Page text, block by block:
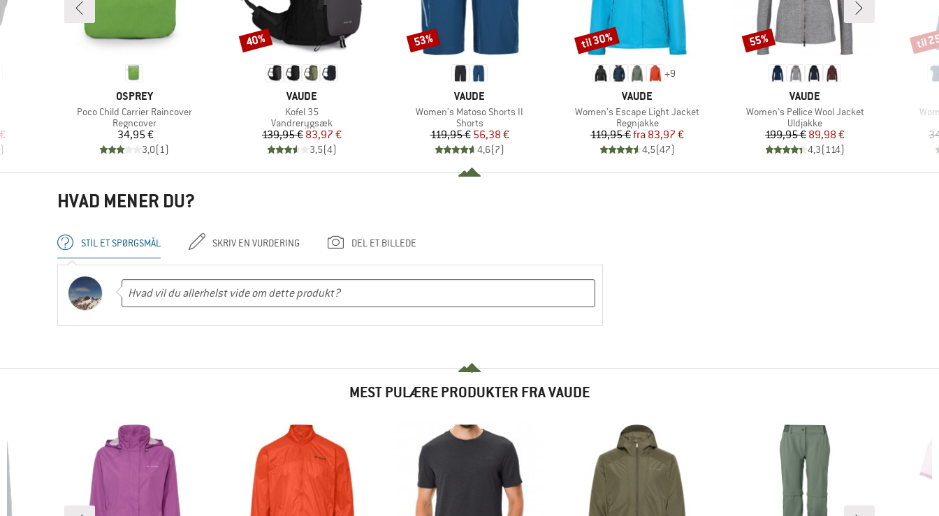
)
MÆRKE
OSPREY
Artikel
Poco Child Carrier Raincover
Produktgruppe
Regncover
Pris
34,95 €
3,0(1)
MÆRKE
VAUDE
Artikel
Kofel 35
Produktgruppe
Vandrerygsæk
Pris
139,95 €Nedsat pris
83,97 €
3,5(4)
Rabat
40%
MÆRKE
VAUDE
Artikel
Women's Matoso Shorts II
Produktgruppe
Shorts
Pris
119,95 €Nedsat pris
56,38 €
4,6(7)
Rabat
53%
+9
MÆRKE
VAUDE
Artikel
Women's Escape Light Jacket
Produktgruppe
Regnjakke
Pris
119,95 € Nedsat pris
fra 83,97 €
4,5(47)
Rabat
til 30%
MÆRKE
VAUDE
Artikel
Women's Pellice Wool Jacket
Produktgruppe
Uldjakke
Pris
199,95 €Nedsat pris
89,98 €
4,3(114)
Rabat
55% Rabat
til
HVAD MENER DU?
STIL ET SPØRGSMÅL SKRIV EN VURDERING DEL ET BILLEDE
MEST PULÆRE PRODUKTER FRA VAUDE